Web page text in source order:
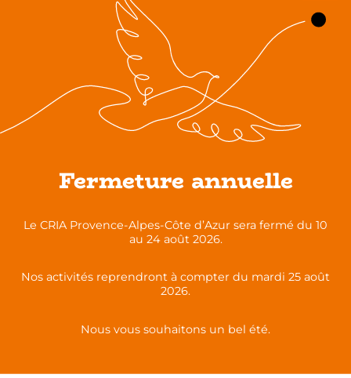
information collective
reliant étroitement
la formation de base à un projet d’entreprise,
la certification qualité par exemple qui
nécessite la mise en place de procédures
écrites, permet au salarié d’avoir une idée
concrète de la finalité de la formation sans se
sentir rabaissé vis à vis de ses collègues.
« L’alpha dans tous ses états »
Mettre en place une formation
Toutes nos actualités
Fermeture annuelle
Le CRIA Provence-Alpes-Côte d’Azur sera fermé du 10
au 24 août 2026.
Nos activités reprendront à compter du mardi 25 août
2026.
Nous vous souhaitons un bel été.